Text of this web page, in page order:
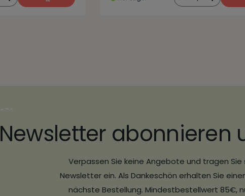
Newsletter abonnieren
Verpassen Sie keine Angebote und tragen Sie
Newsletter ein. Als Dankeschön erhalten Sie
nächste Bestellung. Mindestbestellwert 85€,